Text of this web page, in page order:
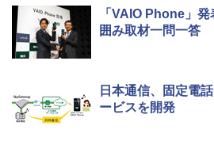
「VAIO Phone」
囲み取材一問一答
日本通信、固定電
ービスを開発